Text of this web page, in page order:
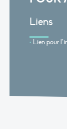
Liens
Lien pour